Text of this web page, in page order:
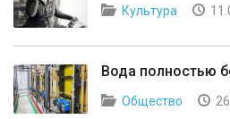
Культура
Вода полностью
Общество